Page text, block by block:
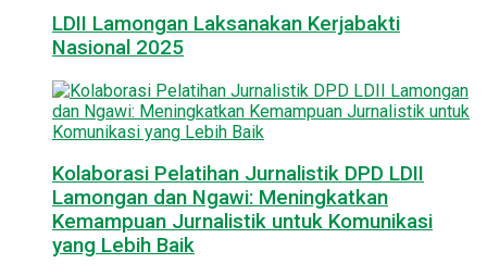
LDII Lamongan Laksanakan Kerjabakti
Nasional 2025
Kolaborasi Pelatihan Jurnalistik DPD LDII
Lamongan dan Ngawi: Meningkatkan
Kemampuan Jurnalistik untuk Komunikasi
yang Lebih Baik